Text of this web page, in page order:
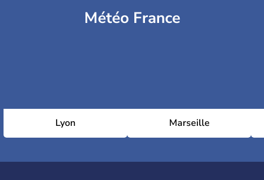
Météo France
Lyon Marseille